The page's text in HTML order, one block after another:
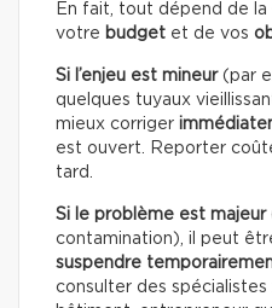
En fait, tout dépend de la
votre budget et de vos
Si l’enjeu est mineur(par
quelques tuyaux
mieux corriger
est ouvert. Reporter
tard.
Si le problème est majeur
contamination), il peut
suspendre
consulter des spécialistes